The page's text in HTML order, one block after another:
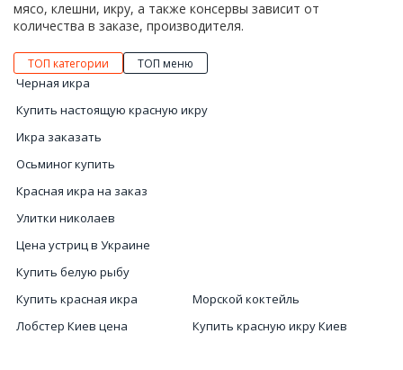
мясо, клешни, икру, а также консервы зависит от
количества в заказе, производителя.
ТОП категории ТОП меню
Черная икра
Купить настоящую красную икру
Икра заказать
Осьминог купить
Красная икра на заказ
Улитки николаев
Цена устриц в Украине
Купить белую рыбу
Купить красная икра
Лобстер Киев цена
Морской коктейль
Купить красную икру Киев